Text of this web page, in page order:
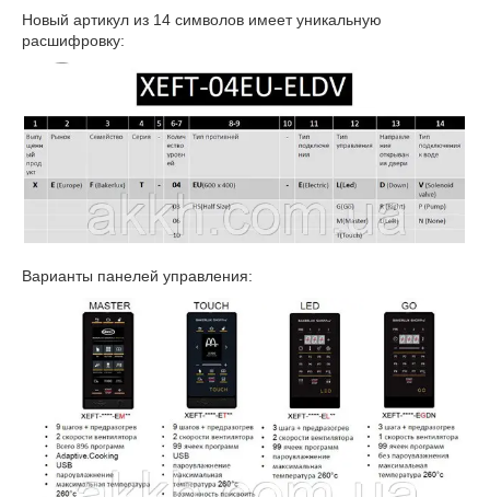
Новый артикул из 14 символов имеет уникальную
расшифровку:
Варианты панелей управления: